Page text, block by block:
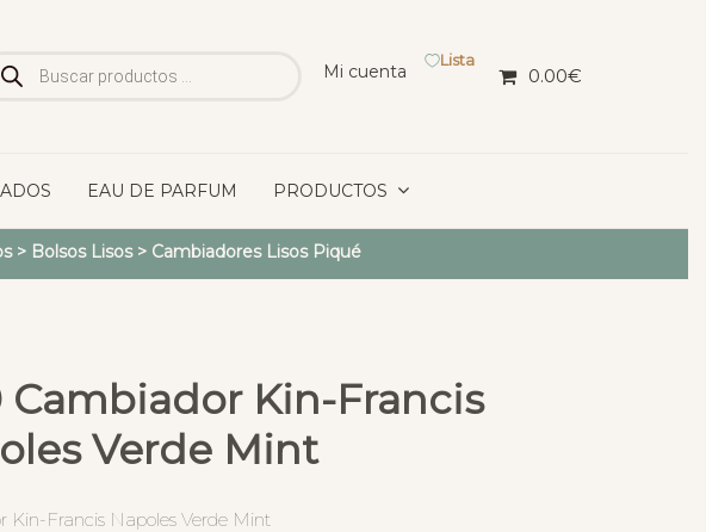
Mi cuenta
Lista
0.00€
EAU DE PARFUM PRODUCTOS
> Bolsos Lisos> Cambiadores Lisos Piqué
Cambiador Kin-Francis
Verde Mint
Kin-Francis Napoles Verde Mint